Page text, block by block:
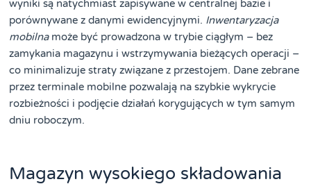
wyniki są natychmiast zapisywane w centralnej bazie i
porównywane z danymi ewidencyjnymi. Inwentaryzacja
mobilnamoże być prowadzona w trybie ciągłym – bez
zamykania magazynu i wstrzymywania bieżących operacji –
co minimalizuje straty związane z przestojem. Dane zebrane
przez terminale mobilne pozwalają na szybkie wykrycie
rozbieżności i podjęcie działań korygujących w tym samym
dniu roboczym.
Magazyn wysokiego składowania